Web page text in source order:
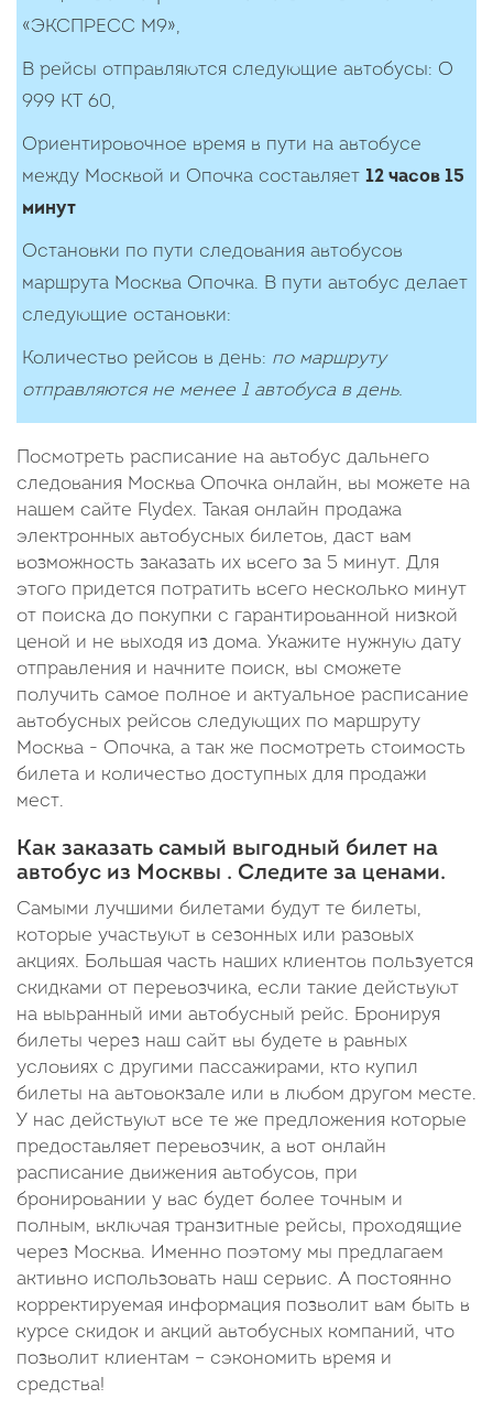
«ЭКСПРЕСС М9»,
В рейсы отправляются следующие автобусы: О
999 КТ 60,
Ориентировочное время в пути на автобусе
между Москвой и Опочка составляет 12 часов 15
минут
Остановки по пути следования автобусов
маршрута Москва Опочка. В пути автобус делает
следующие остановки:
Количество рейcов в день: по маршруту
отправляются не менее 1 автобуса в день.
Посмотреть расписание на автобус дальнего
следования Москва Опочка онлайн, вы можете на
нашем сайте Flydex. Такая онлайн продажа
электронных автобусных билетов, даст вам
возможность заказать их всего за 5 минут. Для
этого придется потратить всего несколько минут
от поиска до покупки с гарантированной низкой
ценой и не выходя из дома. Укажите нужную дату
отправления и начните поиск, вы сможете
получить самое полное и актуальное расписание
автобусных рейсов следующих по маршруту
Москва - Опочка, а так же посмотреть стоимость
билета и количество доступных для продажи
мест.
Как заказать самый выгодный билет на
автобус из Москвы . Следите за ценами.
Самыми лучшими билетами будут те билеты,
которые участвуют в сезонных или разовых
акциях. Большая часть наших клиентов пользуется
скидками от перевозчика, если такие действуют
на выьранный ими автобусный рейс. Бронируя
билеты через наш сайт вы будете в равных
условиях с другими пассажирами, кто купил
билеты на автовокзале или в любом другом месте.
У нас действуют все те же предложения которые
предоставляет перевозчик, а вот онлайн
расписание движения автобусов, при
бронировании у вас будет более точным и
полным, включая транзитные рейсы, проходящие
через Москва. Именно поэтому мы предлагаем
активно использовать наш сервис. А постоянно
корректируемая информация позволит вам быть в
курсе скидок и акций автобусных компаний, что
позволит клиентам – сэкономить время и
средства!